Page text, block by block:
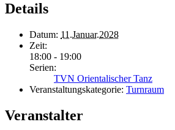
Details
Datum: 11.Januar.2028
Zeit:
18:00 - 19:00
Serien:
TVN Orientalischer Tanz
Veranstaltungskategorie: Turnraum
Veranstalter